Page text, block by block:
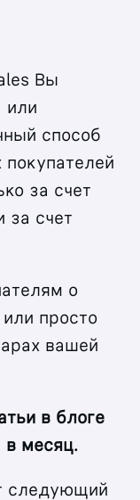
Вы
или
способ
за счет
за счет
о
просто
вашей
в блоге
в месяц.
следующий